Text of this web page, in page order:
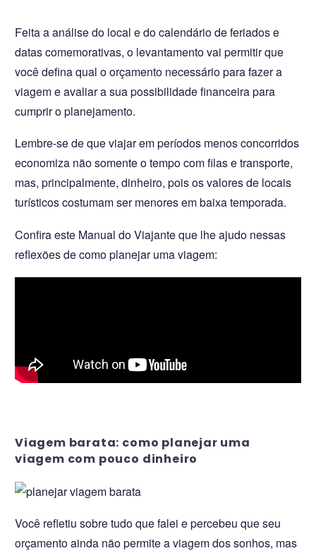
Feita a análise do local e do calendário de feriados e
datas comemorativas, o levantamento vai permitir que
você defina qual o orçamento necessário para fazer a
viagem e avaliar a sua possibilidade financeira para
cumprir o planejamento.
Lembre-se de que viajar em períodos menos concorridos
economiza não somente o tempo com filas e transporte,
mas, principalmente, dinheiro, pois os valores de locais
turísticos costumam ser menores em baixa temporada.
Confira este Manual do Viajante que lhe ajudo nessas
reflexões de como planejar uma viagem:
Viagem barata: como planejar uma
viagem com pouco dinheiro
Você refletiu sobre tudo que falei e percebeu que seu
orçamento ainda não permite a viagem dos sonhos, mas